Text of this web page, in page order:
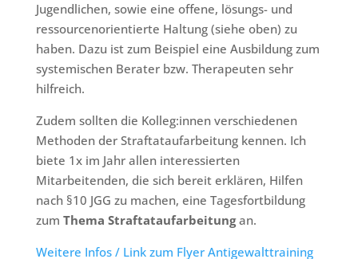
Jugendlichen, sowie eine offene, lösungs- und
ressourcenorientierte Haltung (siehe oben) zu
haben. Dazu ist zum Beispiel eine Ausbildung zum
systemischen Berater bzw. Therapeuten sehr
hilfreich.
Zudem sollten die Kolleg:innen verschiedenen
Methoden der Straftataufarbeitung kennen. Ich
biete 1x im Jahr allen interessierten
Mitarbeitenden, die sich bereit erklären, Hilfen
nach §10 JGG zu machen, eine Tagesfortbildung
zum Thema Straftataufarbeitungan.
Weitere Infos / Link zum Flyer Antigewalttraining